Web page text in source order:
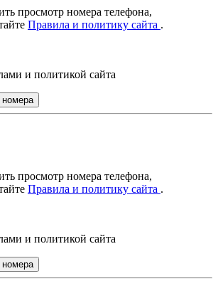
просмотр номера телефона,
Правила и политику сайта .
и политикой сайта
номера
просмотр номера телефона,
Правила и политику сайта .
и политикой сайта
номера